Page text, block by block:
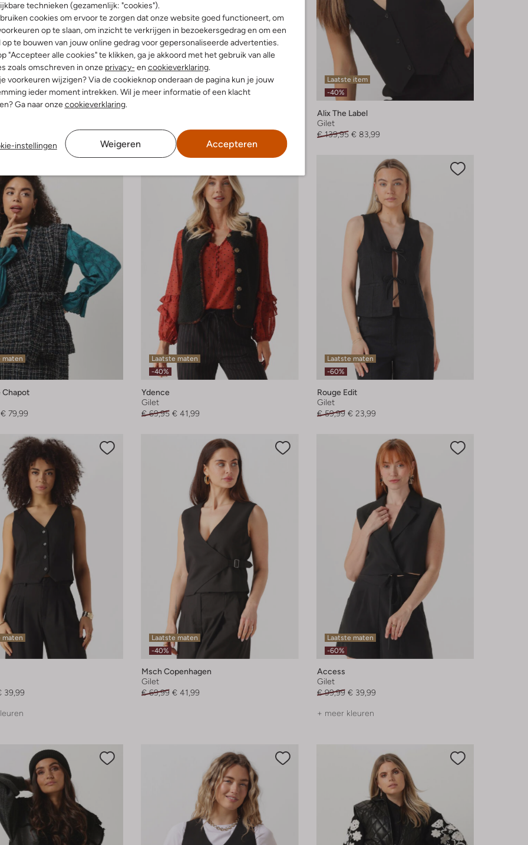
technieken (gezamenlijk: "cookies").
cookies om ervoor te zorgen dat onze website goed functioneert, om
op te slaan, om inzicht te verkrijgen in bezoekersgedrag en om een
op te bouwen van jouw online gedrag voor gepersonaliseerde advertenties.
"Accepteer alle cookies" te klikken, ga je akkoord met het gebruik van alle
zoals omschreven in onze privacy- en cookieverklaring.
voorkeuren wijzigen? Via de cookieknop onderaan de pagina kun je jouw
ieder moment intrekken. Wil je meer informatie of een klacht
Ga naar onzecookieverklaring.
instellingen Weigeren Accepteren
maten
-50%
€ 229,95 € 114,99
Laatste item
-40%
Alix The Label
Gilet
€ 139,95 € 83,99
maten
Chapot
€ 79,99
Laatste maten
-40%
Ydence
Gilet
€ 69,95 € 41,99
Laatste maten
-60%
Rouge Edit
Gilet
€ 59,99 € 23,99
maten
39,99
Laatste maten
-40%
Msch Copenhagen
Gilet
€ 69,99 € 41,99
Laatste maten
-60%
Access
Gilet
€ 99,99 € 39,99
+ meer kleuren